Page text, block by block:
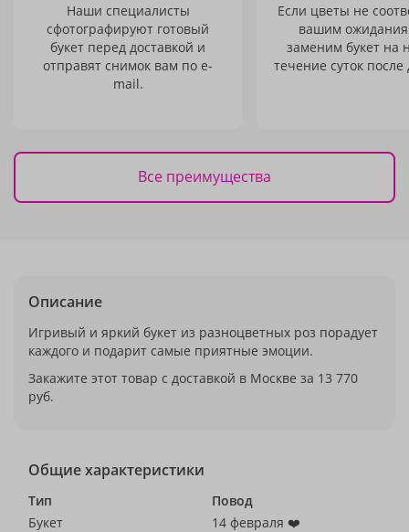
Наши специалисты
сфотографируют готовый
букет перед доставкой и
отправят снимок вам по e-
mail.
Если цветы не
вашим
заменим букет на
течение суток после
Все преимущества
Описание
Игривый и яркий букет из разноцветных роз порадует
каждого и подарит самые приятные эмоции.
Закажите этот товар с доставкой в Москве за 13 770
руб.
Общие характеристики
Тип
Букет
Повод
14 февраля ❤️